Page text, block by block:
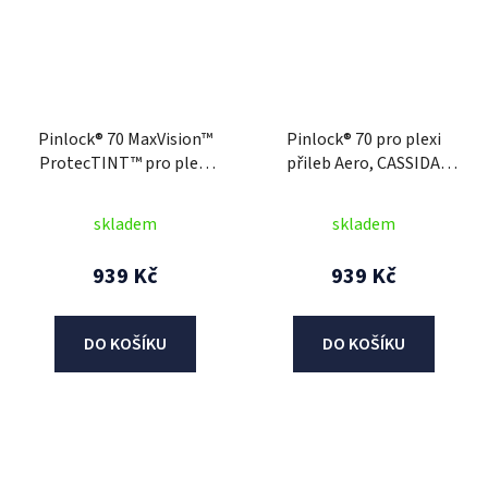
Pinlock® 70 MaxVision™
ProtecTINT™ pro plexi
(samozatmavovací
skladem
939 Kč
DO KOŠÍKU
Pinlock® 70 pro plexi
přileb Aero, CASSIDA
skladem
939 Kč
DO KOŠÍKU